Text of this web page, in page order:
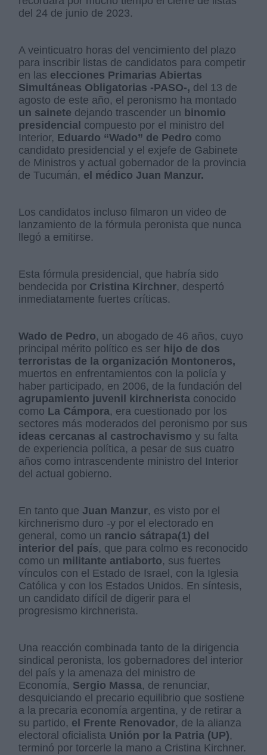
del 24 de junio de 2023.
A veinticuatro horas del vencimiento del plazo
para inscribir listas de candidatos para competir
en las elecciones Primarias Abiertas
Simultáneas Obligatorias -PASO-, del 13 de
agosto de este año, el peronismo ha montado
un sainete dejando trascender un binomio
presidencial compuesto por el ministro del
Interior, Eduardo “Wado” de Pedro como
candidato presidencial y el exjefe de Gabinete
de Ministros y actual gobernador de la provincia
de Tucumán, el médico Juan Manzur.
Los candidatos incluso filmaron un video de
lanzamiento de la fórmula peronista que nunca
llegó a emitirse.
Esta fórmula presidencial, que habría sido
bendecida por Cristina Kirchner, despertó
inmediatamente fuertes críticas.
Wado de Pedro, un abogado de 46 años, cuyo
principal mérito político es ser hijo de dos
terroristas de la organización Montoneros,
muertos en enfrentamientos con la policía y
haber participado, en 2006, de la fundación del
agrupamiento juvenil kirchnerista conocido
como La Cámpora, era cuestionado por los
sectores más moderados del peronismo por sus
ideas cercanas al castrochavismo y su falta
de experiencia política, a pesar de sus cuatro
años como intrascendente ministro del Interior
del actual gobierno.
En tanto que Juan Manzur, es visto por el
kirchnerismo duro -y por el electorado en
general, como un rancio sátrapa(1) del
interior del país, que para colmo es reconocido
como un militante antiaborto, sus fuertes
vínculos con el Estado de Israel, con la Iglesia
Católica y con los Estados Unidos. En síntesis,
un candidato difícil de digerir para el
progresismo kirchnerista.
Una reacción combinada tanto de la dirigencia
sindical peronista, los gobernadores del interior
del país y la amenaza del ministro de
Economía, Sergio Massa, de renunciar,
desquiciando el precario equilibrio que sostiene
a la precaria economía argentina, y de retirar a
su partido, el Frente Renovador, de la alianza
electoral oficialista Unión por la Patria (UP),
terminó por torcerle la mano a Cristina Kirchner.